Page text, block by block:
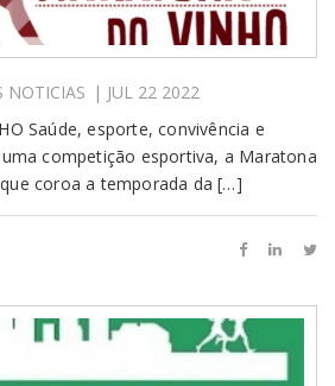
NOTICIAS | JUL 22 2022
Saúde, esporte, convivência e
competição esportiva, a Maratona
coroa a temporada da […]